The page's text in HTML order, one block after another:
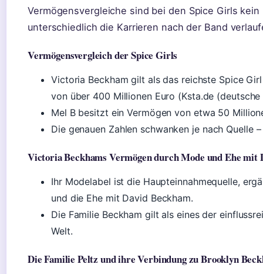
Vermögensvergleiche sind bei den Spice Girls
unterschiedlich die Karrieren nach der Band
Vermögensvergleich der Spice Girls
Victoria Beckham gilt als das reichste Spice
von über 400 Millionen Euro (Ksta.de
Mel B besitzt ein Vermögen von etwa 50
Die genauen Zahlen schwanken je nach Quelle
Victoria Beckhams Vermögen durch Mode und Ehe mit
Ihr Modelabel ist die Haupteinnahmequelle,
und die Ehe mit David Beckham.
Die Familie Beckham gilt als eines der
Welt.
Die Familie Peltz und ihre Verbindung zu Brooklyn